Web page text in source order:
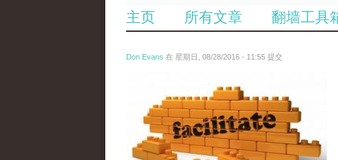
主页 所有文章 翻墙工具
Don Evans 在 星期日, 08/28/2016 - 11:55 提交